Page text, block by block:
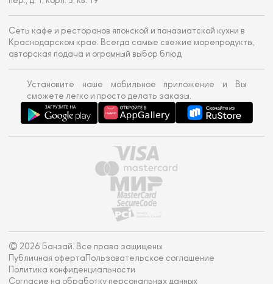
Сеть кафе и ресторанов японской и паназиатской кухни в
Краснодарском крае. Всегда самые свежие морепродукты,
авторская подача и огромный выбор блюд
Установите наше мобильное приложение и Вы
сможете легко и просто делать заказы.
© 2026 Банзай. Все права защищены.
Публичная оферта Пользовательское соглашение
Политика конфиденциальности
Согласие на обработку персональных данных